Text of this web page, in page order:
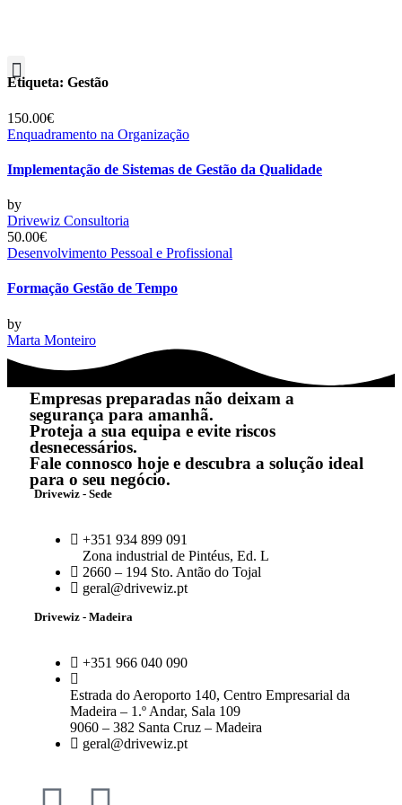
Etiqueta: Gestão
150.00€
Enquadramento na Organização
Implementação de Sistemas de Gestão da Qualidade
by
Drivewiz Consultoria
50.00€
Desenvolvimento Pessoal e Profissional
Formação Gestão de Tempo
by
Marta Monteiro
Empresas preparadas não deixam a
segurança para amanhã.
Proteja a sua equipa e evite riscos
desnecessários.
Fale connosco hoje e descubra a solução ideal
para o seu negócio.
Drivewiz - Sede
+351 934 899 091
Zona industrial de Pintéus, Ed. L
2660 – 194 Sto. Antão do Tojal
geral@drivewiz.pt
Drivewiz - Madeira
+351 966 040 090
Estrada do Aeroporto 140, Centro Empresarial da
Madeira – 1.º Andar, Sala 109
9060 – 382 Santa Cruz – Madeira
geral@drivewiz.pt